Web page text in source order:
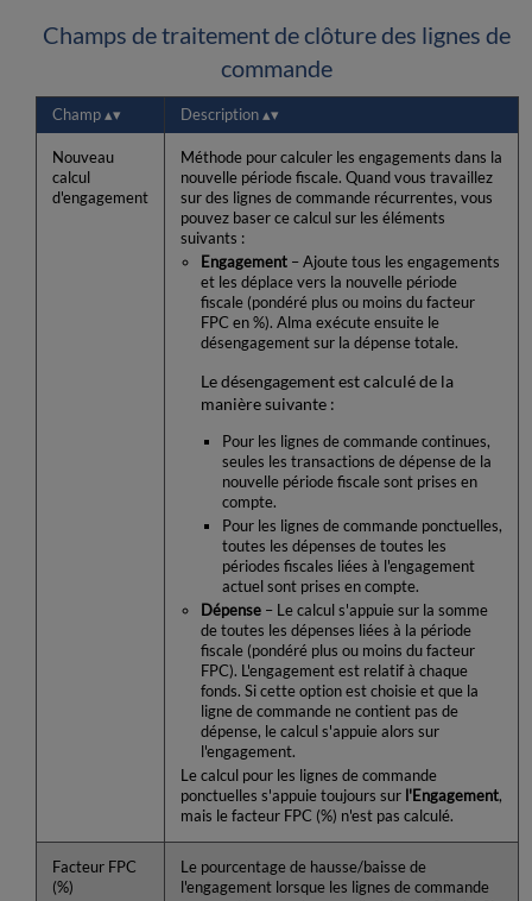
Champs de traitement de clôture des lignes de
commande
Champ Description
Nouveau
calcul
d'engagement
Méthode pour calculer les engagements dans la
nouvelle période fiscale. Quand vous travaillez
sur des lignes de commande récurrentes, vous
pouvez baser ce calcul sur les éléments
suivants :
Engagement – Ajoute tous les engagements
et les déplace vers la nouvelle période
fiscale (pondéré plus ou moins du facteur
FPC en %). Alma exécute ensuite le
désengagement sur la dépense totale.
Le désengagement est calculé de la
manière suivante :
Pour les lignes de commande continues,
seules les transactions de dépense de la
nouvelle période fiscale sont prises en
compte.
Pour les lignes de commande ponctuelles,
toutes les dépenses de toutes les
périodes fiscales liées à l'engagement
actuel sont prises en compte.
Dépense – Le calcul s'appuie sur la somme
de toutes les dépenses liées à la période
fiscale (pondéré plus ou moins du facteur
FPC). L'engagement est relatif à chaque
fonds. Si cette option est choisie et que la
ligne de commande ne contient pas de
dépense, le calcul s'appuie alors sur
l'engagement.
Le calcul pour les lignes de commande
ponctuelles s'appuie toujours sur l'Engagement,
mais le facteur FPC (%) n'est pas calculé.
Facteur FPC
(%)
Le pourcentage de hausse/baisse de
l'engagement lorsque les lignes de commande